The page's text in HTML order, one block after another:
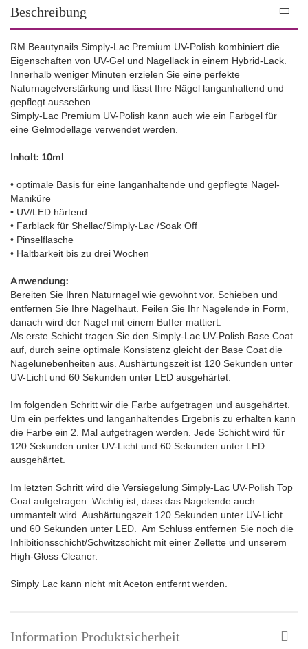
Beschreibung
RM Beautynails Simply-Lac Premium UV-Polish kombiniert die
Eigenschaften von UV-Gel und Nagellack in einem Hybrid-Lack.
Innerhalb weniger Minuten erzielen Sie eine perfekte
Naturnagelverstärkung und lässt Ihre Nägel langanhaltend und
gepflegt aussehen..
Simply-Lac Premium UV-Polish kann auch wie ein Farbgel für
eine Gelmodellage verwendet werden.
Inhalt: 10ml
• optimale Basis für eine langanhaltende und gepflegte Nagel-
Maniküre
• UV/LED härtend
• Farblack für Shellac/Simply-Lac /Soak Off
• Pinselflasche
• Haltbarkeit bis zu drei Wochen
Anwendung:
Bereiten Sie Ihren Naturnagel wie gewohnt vor. Schieben und
entfernen Sie Ihre Nagelhaut. Feilen Sie Ihr Nagelende in Form,
danach wird der Nagel mit einem Buffer mattiert.
Als erste Schicht tragen Sie den Simply-Lac UV-Polish Base Coat
auf, durch seine optimale Konsistenz gleicht der Base Coat die
Nagelunebenheiten aus. Aushärtungszeit ist 120 Sekunden unter
UV-Licht und 60 Sekunden unter LED ausgehärtet.
Im folgenden Schritt wir die Farbe aufgetragen und ausgehärtet.
Um ein perfektes und langanhaltendes Ergebnis zu erhalten kann
die Farbe ein 2. Mal aufgetragen werden. Jede Schicht wird für
120 Sekunden unter UV-Licht und 60 Sekunden unter LED
ausgehärtet.
Im letzten Schritt wird die Versiegelung Simply-Lac UV-Polish Top
Coat aufgetragen. Wichtig ist, dass das Nagelende auch
ummantelt wird. Aushärtungszeit 120 Sekunden unter UV-Licht
und 60 Sekunden unter LED. Am Schluss entfernen Sie noch die
Inhibitionsschicht/Schwitzschicht mit einer Zellette und unserem
High-Gloss Cleaner.
Simply Lac kann nicht mit Aceton entfernt werden.
Information Produktsicherheit